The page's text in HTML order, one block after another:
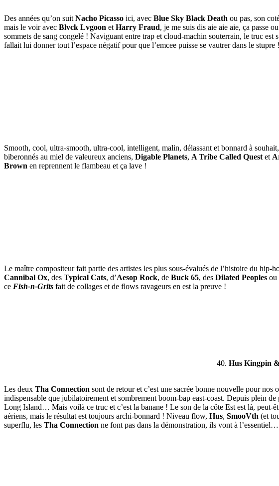
Des années qu’on suit Nacho Picasso ici, avec Blue Sky Black Death ou pas, son
mais le voir avec Blvck Lvgoon et Harry Fraud, je me suis dis aie aie aie, ça passe
sommets de sang congelé ! Naviguant entre trap et cloud-machin souterrain, le truc est
fallait lui donner tout l’espace négatif pour que l’emcee puisse se vautrer dans le stupre !
Smooth, cool, ultra-smooth, ultra-cool, intelligent, malin, délassant et bonnard à
biberonnés au miel de valeureux anciens, Digable Planets, A Tribe Called Quest et
Brown en reprennent le flambeau et ça lave !
Le maître compositeur fait partie des artistes les plus sous-évalués de l’histoire du hip-
Cannibal Ox, des Typical Cats, d’Aesop Rock, de Buck 65, des Dilated Peoples ou
ce Fish-n-Grits fait de collages et de flows ravageurs en est la preuve !
40. Hus Kingpin
Les deux Tha Connection sont de retour et c’est une sacrée bonne nouvelle pour nos
indispensable que jubilatoirement et sombrement boom-bap east-coast. Depuis plein
Long Island… Mais voilà ce truc et c’est la banane ! Le son de la côte Est est là, peut-
aériens, mais le résultat est toujours archi-bonnard ! Niveau flow, Hus, SmooVth (et
superflu, les Tha Connection ne font pas dans la démonstration, ils vont à